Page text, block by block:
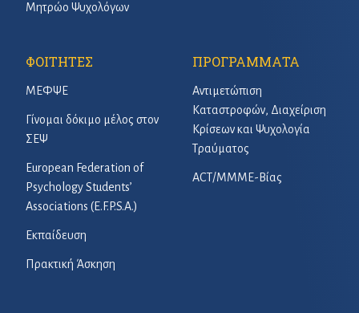
Μητρώο Ψυχολόγων
ΦΟΙΤΗΤΕΣ
ΜΕΦΨΕ
Γίνομαι δόκιμο μέλος στον
ΣΕΨ
European Federation of
Psychology Students’
Associations (E.F.P.S.A.)
Εκπαίδευση
Πρακτική Άσκηση
ΠΡΟΓΡΑΜΜΑΤΑ
Αντιμετώπιση
Καταστροφών, Διαχείριση
Κρίσεων και Ψυχολογία
Τραύματος
ACT/ΜΜΜΕ-Βίας